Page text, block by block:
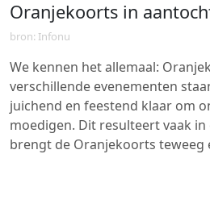
Oranjekoorts in
bron: Infonu
We kennen het allemaal:
verschillende evenementen
juichend en feestend klaar om
moedigen. Dit resulteert vaak
brengt de Oranjekoorts teweeg